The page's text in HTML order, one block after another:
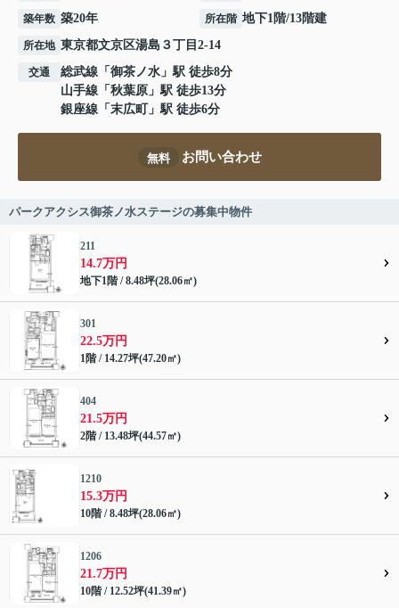
築年数 築20年 所在階 地下1階/13階建
所在地 東京都文京区湯島 ３丁目2-14
交通 総武線 「 御茶ノ水 」駅 徒歩8分
山手線 「 秋葉原 」駅 徒歩13分
銀座線 「 末広町 」駅 徒歩6分
無料 お問い合わせ
パークアクシス御茶ノ水ステージの募集中物件
211
14.7万円
地下1階 / 8.48坪(28.06㎡)
301
22.5万円
1階 / 14.27坪(47.20㎡)
404
21.5万円
2階 / 13.48坪(44.57㎡)
1210
15.3万円
10階 / 8.48坪(28.06㎡)
1206
21.7万円
10階 / 12.52坪(41.39㎡)